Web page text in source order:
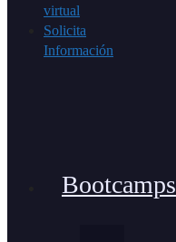
virtual
Solicita
Información
Bootcamps